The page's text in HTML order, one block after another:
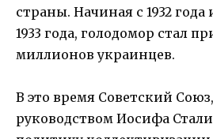
страны. Начиная с 1932
1933 года, голодомор стал
миллионов украинцев.
В это время Советский
руководством Иосифа